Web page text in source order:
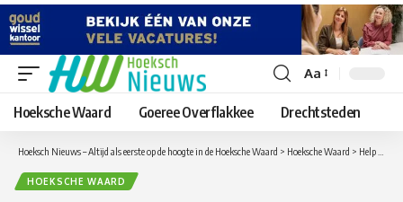
Lettergrootte
aanpassen
Aa
Hoeksche Waard Goeree Overflakkee Drechtsteden
Hoeksch Nieuws – Altijd als eerste op de hoogte in de Hoeksche Waard > Hoeksche Waard > Help jij mee Drechtsteden Nieuws de grootste nieuwsvoorziening van de regio Drechtsteden te maken!
HOEKSCHE WAARD